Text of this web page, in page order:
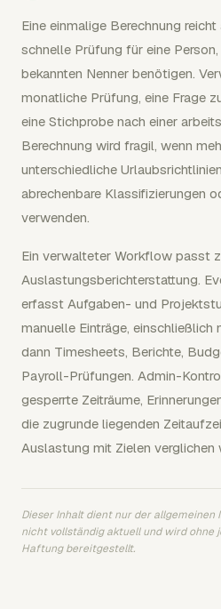
Eine einmalige Berechnung reicht
schnelle Prüfung für eine
bekannten Nenner benötigen.
monatliche Prüfung, eine Frage
eine Stichprobe nach einer
Berechnung wird fragil, wenn
unterschiedliche
abrechenbare Klassifizierungen
verwenden.
Ein verwalteter Workflow passt
Auslastungsberichterstattung.
erfasst Aufgaben- und
manuelle Einträge,
dann Timesheets, Berichte,
Payroll-Prüfungen. Admin-
gesperrte Zeiträume,
die zugrunde liegenden
Auslastung mit Zielen verglichen
Dieser Inhalt dient nur der
nicht vollständig aktuell und wird ohne
Haftung bereitgestellt.